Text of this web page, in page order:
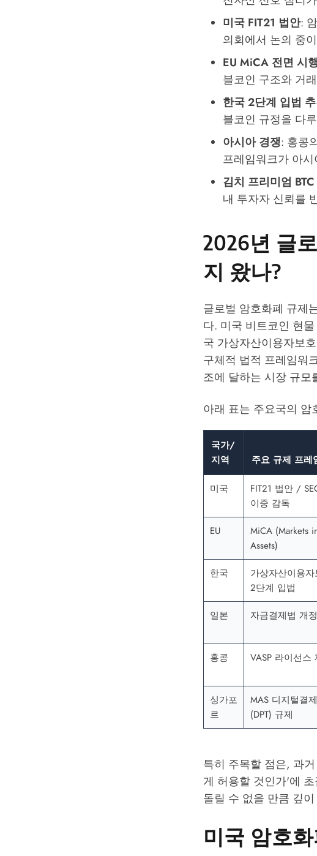
미국 FIT21 법안:
의회에서 논의 중
EU MiCA 전면 시
블코인 구조와 거
한국 2단계 입법
블코인 규정을 다
아시아 경쟁: 홍콩
프레임워크가 아
김치 프리미엄
내 투자자 신뢰를
2026년 글
지 왔나?
글로벌 암호화폐 규제
다. 미국 비트코인 현
국 가상자산이용자보
구체적 법적 프레임워
조에 달하는 시장 규
아래 표는 주요국의 암
국가/
지역
주요 규제 프레
미국
FIT21 법안 /
이중 감독
EU
MiCA (Markets
Assets)
한국
가상자산이용
2단계 입법
일본 자금결제법 개정
홍콩 VASP 라이선스
싱가포
르
MAS 디지털결
(DPT) 규제
특히 주목할 점은, 과
게 허용할 것인가'에
돌릴 수 없을 만큼 깊
미국 암호